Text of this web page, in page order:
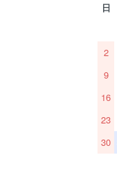
日
2
9
16
23
30